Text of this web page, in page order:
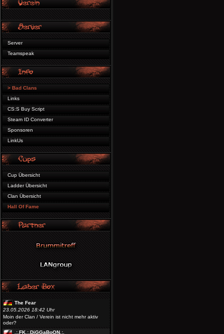
Server
Teamspeak
> Bad Clans
Links
CS:S Buy Script
Steam ID Converter
Sponsoren
LinkUs
Cup Übersicht
Ladder Übersicht
Clan Übersicht
Hall Of Fame
The Fear
23.05.2026 18:42 Uhr
Moin der Clan / Verein ist nicht mehr aktiv
oder?
.:.FK.:.DiGGaBoON.:.